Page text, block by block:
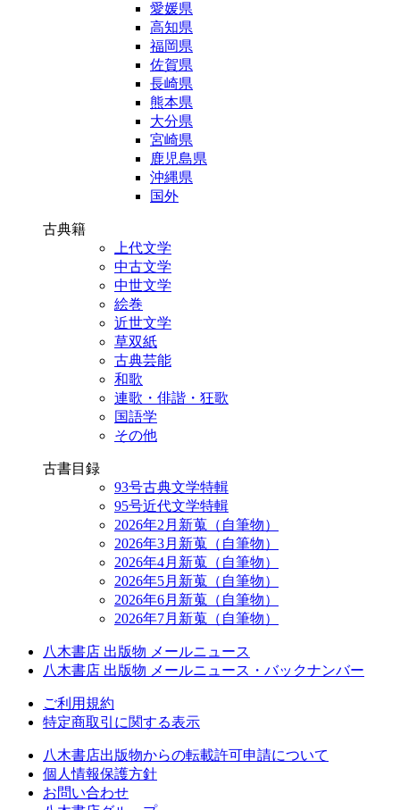
愛媛県
高知県
福岡県
佐賀県
長崎県
熊本県
大分県
宮崎県
鹿児島県
沖縄県
国外
古典籍
上代文学
中古文学
中世文学
絵巻
近世文学
草双紙
古典芸能
和歌
連歌・俳諧・狂歌
国語学
その他
古書目録
93号古典文学特輯
95号近代文学特輯
2026年2月新蒐（自筆物）
2026年3月新蒐（自筆物）
2026年4月新蒐（自筆物）
2026年5月新蒐（自筆物）
2026年6月新蒐（自筆物）
2026年7月新蒐（自筆物）
八木書店 出版物 メールニュース
八木書店 出版物 メールニュース・バックナンバー
ご利用規約
特定商取引に関する表示
八木書店出版物からの転載許可申請について
個人情報保護方針
お問い合わせ